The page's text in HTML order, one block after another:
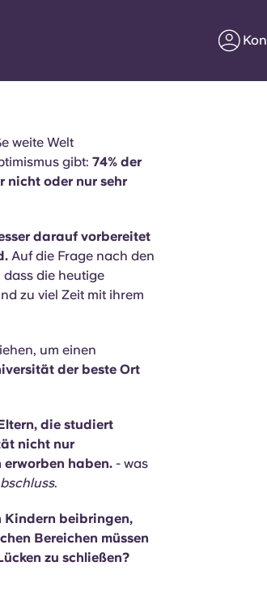
Werde Partner
Fragen
weite Welt
gibt: 74% der
nicht oder nur sehr
darauf vorbereitet
Auf die Frage nach den
die heutige
zu viel Zeit mit ihrem
um einen
der beste Ort
die studiert
nicht nur
erworben haben. - was
.
Kindern beibringen,
Bereichen müssen
zu schließen?